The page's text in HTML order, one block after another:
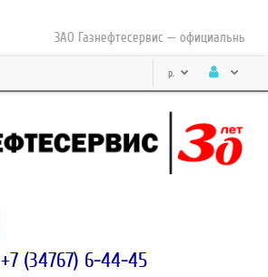
ЗАО Газнефтесервис — официальный
р.
+7 (34767) 6-44-45